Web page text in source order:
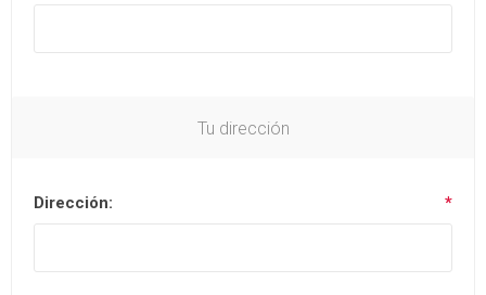
Tu dirección
Dirección: *